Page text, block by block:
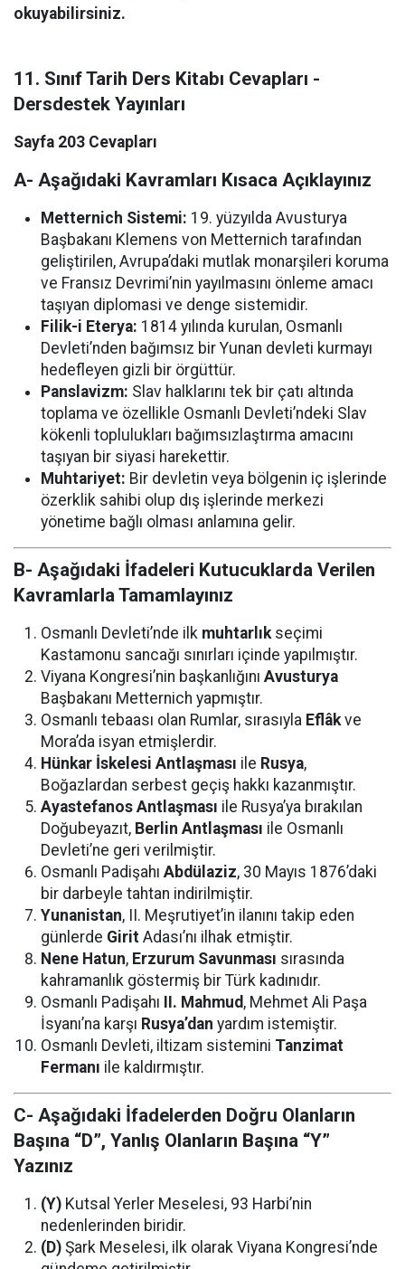
okuyabilirsiniz.
11. Sınıf Tarih Ders Kitabı Cevapları -
Dersdestek Yayınları
Sayfa 203 Cevapları
A- Aşağıdaki Kavramları Kısaca Açıklayınız
Metternich Sistemi: 19. yüzyılda Avusturya
Başbakanı Klemens von Metternich tarafından
geliştirilen, Avrupa’daki mutlak monarşileri koruma
ve Fransız Devrimi’nin yayılmasını önleme amacı
taşıyan diplomasi ve denge sistemidir.
Filik-i Eterya: 1814 yılında kurulan, Osmanlı
Devleti’nden bağımsız bir Yunan devleti kurmayı
hedefleyen gizli bir örgüttür.
Panslavizm: Slav halklarını tek bir çatı altında
toplama ve özellikle Osmanlı Devleti’ndeki Slav
kökenli toplulukları bağımsızlaştırma amacını
taşıyan bir siyasi harekettir.
Muhtariyet: Bir devletin veya bölgenin iç işlerinde
özerklik sahibi olup dış işlerinde merkezi
yönetime bağlı olması anlamına gelir.
B- Aşağıdaki İfadeleri Kutucuklarda Verilen
Kavramlarla Tamamlayınız
Osmanlı Devleti’nde ilk muhtarlık seçimi
Kastamonu sancağı sınırları içinde yapılmıştır.
Viyana Kongresi’nin başkanlığını Avusturya
Başbakanı Metternich yapmıştır.
Osmanlı tebaası olan Rumlar, sırasıyla Eflâk ve
Mora’da isyan etmişlerdir.
Hünkar İskelesi Antlaşması ile Rusya,
Boğazlardan serbest geçiş hakkı kazanmıştır.
Ayastefanos Antlaşması ile Rusya’ya bırakılan
Doğubeyazıt, Berlin Antlaşması ile Osmanlı
Devleti’ne geri verilmiştir.
Osmanlı Padişahı Abdülaziz, 30 Mayıs 1876’daki
bir darbeyle tahtan indirilmiştir.
Yunanistan, II. Meşrutiyet’in ilanını takip eden
günlerde Girit Adası’nı ilhak etmiştir.
Nene Hatun, Erzurum Savunması sırasında
kahramanlık göstermiş bir Türk kadınıdır.
Osmanlı Padişahı II. Mahmud , Mehmet Ali Paşa
İsyanı’na karşı Rusya’dan yardım istemiştir.
Osmanlı Devleti, iltizam sistemini Tanzimat
Fermanı ile kaldırmıştır.
C- Aşağıdaki İfadelerden Doğru Olanların
Başına “D”, Yanlış Olanların Başına “Y”
Yazınız
(Y) Kutsal Yerler Meselesi, 93 Harbi’nin
nedenlerinden biridir.
(D) Şark Meselesi, ilk olarak Viyana Kongresi’nde